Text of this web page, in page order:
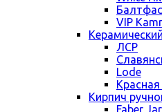
VIP
ЛСР
Lode
Кирпич
Faber Jar